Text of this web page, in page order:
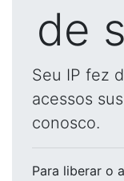
de
Seu IP fez
acessos
conosco.
Para liberar o